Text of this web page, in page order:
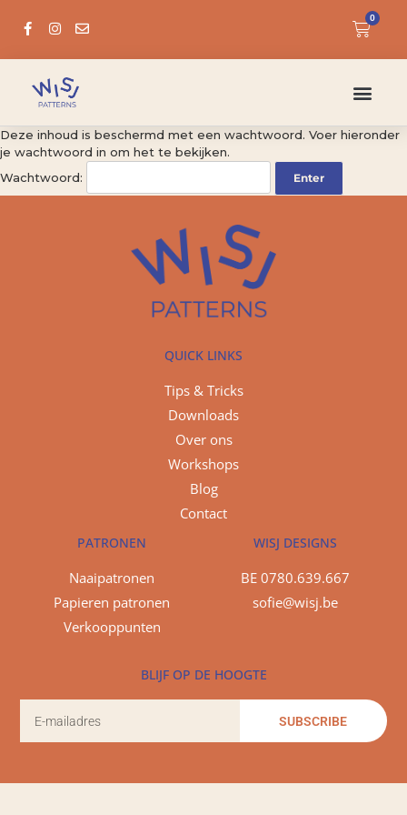
0
Deze inhoud is beschermd met een wachtwoord. Voer hieronder
je wachtwoord in om het te bekijken.
Wachtwoord:
QUICK LINKS
Tips & Tricks
Downloads
Over ons
Workshops
Blog
Contact
PATRONEN
Naaipatronen
Papieren patronen
Verkooppunten
WISJ DESIGNS
BE 0780.639.667
sofie@wisj.be
BLIJF OP DE HOOGTE
SUBSCRIBE